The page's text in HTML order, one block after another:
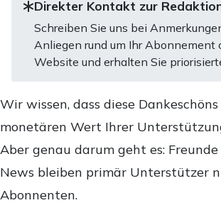
Direkter Kontakt zur
Schreiben Sie uns bei
Anliegen rund um Ihr Abonnement
Website und erhalten Sie
Wir wissen, dass diese
monetären Wert Ihrer
Aber genau darum geht es:
News bleiben primär Unterstützer
Abonnenten.